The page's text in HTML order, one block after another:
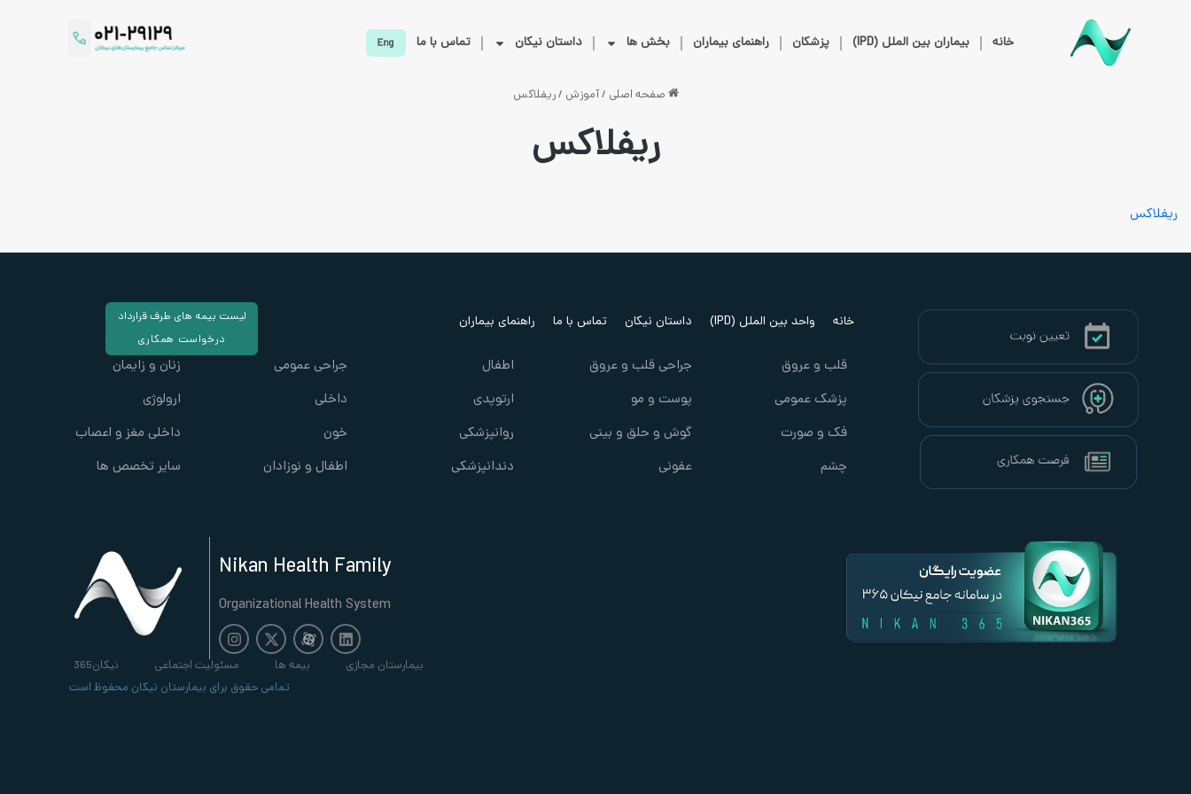
خانه بیماران بین الملل (IPD) پزشکان راهنمای بیماران بخش ها داستان نیکان تماس با ما
صفحه اصلی /آموزش /ریفلاکس
ریفلاکس
ریفلاکس
خانه واحد بین الملل (IPD) داستان نیکان تماس با ما راهنمای بیماران
لیست بیمه های طرف قرارداد
درخواست همکاری
قلب و عروق
پزشک عمومی
فک و صورت
چشم
جراحی قلب و عروق
پوست و مو
گوش و حلق و بینی
عفونی
اطفال
ارتوپدی
روانپزشکی
دندانپزشکی
جراحی عمومی
داخلی
خون
اطفال و نوزادان
زنان و زایمان
ارولوژی
داخلی مغز و اعصاب
سایر تخصص ها
Nikan Health Family
Organizational Health System
بیمارستان مجازی بیمه ها مسئولیت اجتماعی
نیکان365
تمامی حقوق برای بیمارستان نیکان محفوظ است